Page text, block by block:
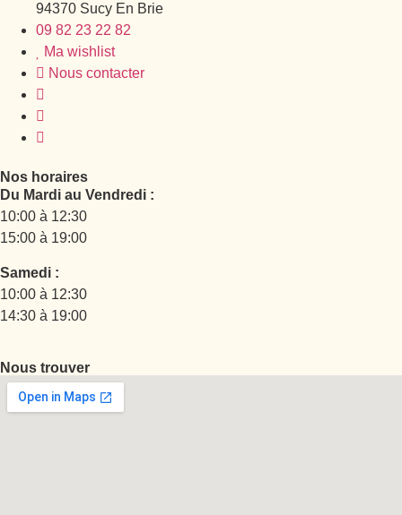
94370 Sucy En Brie
09 82 23 22 82
Ma wishlist
Nous contacter
Nos horaires
Du Mardi au Vendredi :
10:00 à 12:30
15:00 à 19:00
Samedi :
10:00 à 12:30
14:30 à 19:00
Nous trouver